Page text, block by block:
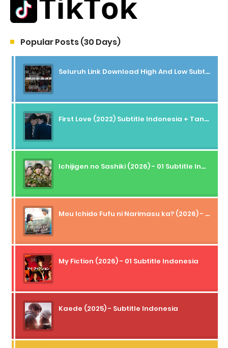
Popular Posts (30 Days)
Seluruh Link Download High And Low Subtitle Indonesia
First Love (2022) Subtitle Indonesia + Tanpa Iklan + Streaming + 1080p
Ichijigen no Sashiki (2026) - 01 Subtitle Indonesia
Mou Ichido Fufu ni Narimasu ka? (2026) - 01 Subtitle Indonesia
My Fiction (2026) - 01 Subtitle Indonesia
Kaede (2025) - Subtitle Indonesia